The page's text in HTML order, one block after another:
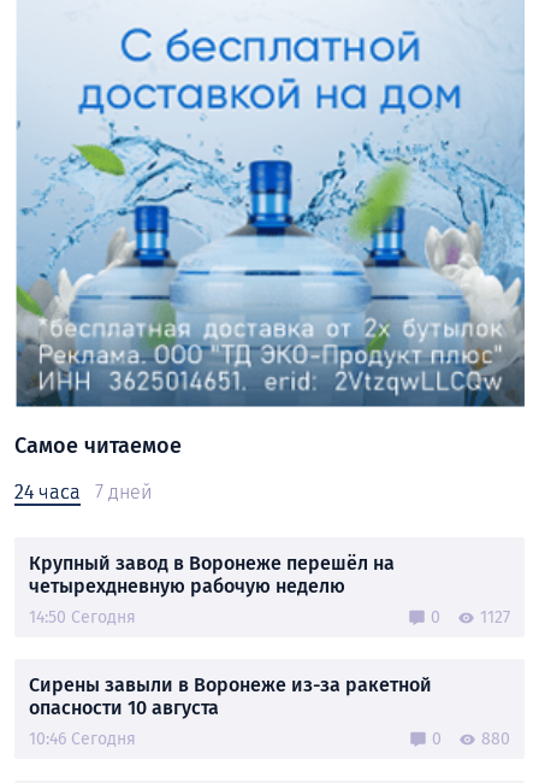
Самое читаемое
24 часа 7 дней
Крупный завод в Воронеже перешёл на
четырехдневную рабочую неделю
14:50 Сегодня 0 1127
Сирены завыли в Воронеже из-за ракетной
опасности 10 августа
10:46 Сегодня 0 880